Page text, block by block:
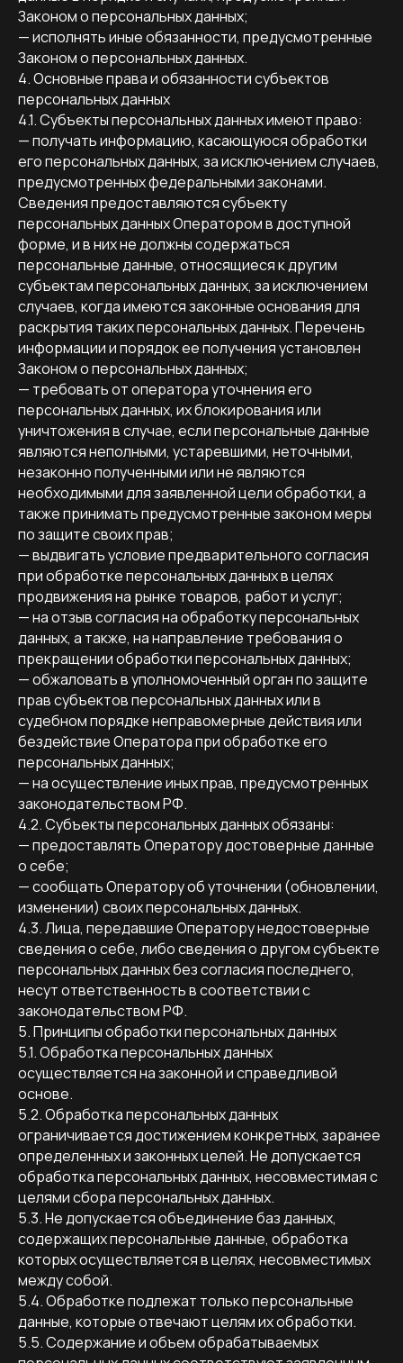
Законом о персональных данных;
— исполнять иные обязанности, предусмотренные
Законом о персональных данных.
4. Основные права и обязанности субъектов
персональных данных
4.1. Субъекты персональных данных имеют право:
— получать информацию, касающуюся обработки
его персональных данных, за исключением случаев,
предусмотренных федеральными законами.
Сведения предоставляются субъекту
персональных данных Оператором в доступной
форме, и в них не должны содержаться
персональные данные, относящиеся к другим
субъектам персональных данных, за исключением
случаев, когда имеются законные основания для
раскрытия таких персональных данных. Перечень
информации и порядок ее получения установлен
Законом о персональных данных;
— требовать от оператора уточнения его
персональных данных, их блокирования или
уничтожения в случае, если персональные данные
являются неполными, устаревшими, неточными,
незаконно полученными или не являются
необходимыми для заявленной цели обработки, а
также принимать предусмотренные законом меры
по защите своих прав;
— выдвигать условие предварительного согласия
при обработке персональных данных в целях
продвижения на рынке товаров, работ и услуг;
— на отзыв согласия на обработку персональных
данных, а также, на направление требования о
прекращении обработки персональных данных;
— обжаловать в уполномоченный орган по защите
прав субъектов персональных данных или в
судебном порядке неправомерные действия или
бездействие Оператора при обработке его
персональных данных;
— на осуществление иных прав, предусмотренных
законодательством РФ.
4.2. Субъекты персональных данных обязаны:
— предоставлять Оператору достоверные данные
о себе;
— сообщать Оператору об уточнении (обновлении,
изменении) своих персональных данных.
4.3. Лица, передавшие Оператору недостоверные
сведения о себе, либо сведения о другом субъекте
персональных данных без согласия последнего,
несут ответственность в соответствии с
законодательством РФ.
5. Принципы обработки персональных данных
5.1. Обработка персональных данных
осуществляется на законной и справедливой
основе.
5.2. Обработка персональных данных
ограничивается достижением конкретных, заранее
определенных и законных целей. Не допускается
обработка персональных данных, несовместимая с
целями сбора персональных данных.
5.3. Не допускается объединение баз данных,
содержащих персональные данные, обработка
которых осуществляется в целях, несовместимых
между собой.
5.4. Обработке подлежат только персональные
данные, которые отвечают целям их обработки.
5.5. Содержание и объем обрабатываемых